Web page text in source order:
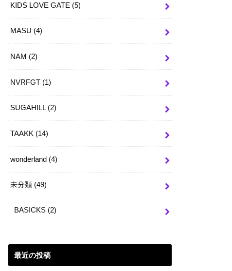
KIDS LOVE GATE (5)
MASU (4)
NAM (2)
NVRFGT (1)
SUGAHILL (2)
TAAKK (14)
wonderland (4)
未分類 (49)
BASICKS (2)
最近の投稿